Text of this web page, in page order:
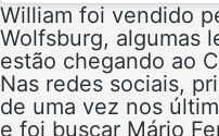
William foi vendido
Wolfsburg, algumas
estão chegando ao
Nas redes sociais,
de uma vez nos
e foi buscar Mário